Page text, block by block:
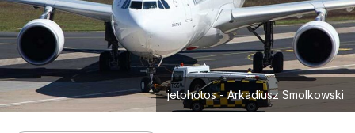
jetphotos - Arkadiusz Smolkowski